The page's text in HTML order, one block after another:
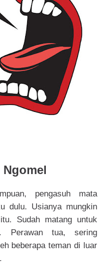
pengasuh mata
dulu. Usianya mungkin
Sudah matang untuk
Perawan tua, sering
beberapa teman di luar